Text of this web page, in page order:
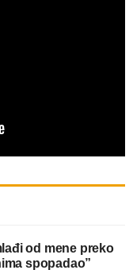
od mene preko
spopadao”